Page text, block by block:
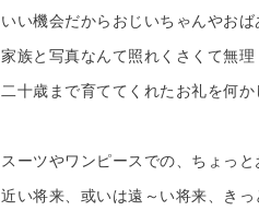
いい機会だからおじいちゃんやお
家族と写真なんて照れくさくて無理
二十歳まで育ててくれたお礼を何か
スーツやワンピースでの、ちょっ
近い将来、或いは遠～い将来、き